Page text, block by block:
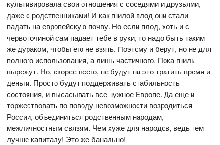
культивировала свои отношения с соседями и друзьями,
даже с родственниками! И как гнилой плод они стали
падать на европейскую почву. Но если плод, хоть и с
червоточиной сам падает тебе в руки, то надо быть таким
же дураком, чтобы его не взять. Поэтому и берут, но не для
полного использования, а лишь частичного. Пока гниль
вырежут. Но, скорее всего, не будут на это тратить время и
деньги. Просто будут поддерживать стабильность
состояния, и высасывать все нужное Европе. Да еще и
торжествовать по поводу невозможности возродиться
России, объединиться родственным народам,
межличностным связям. Чем хуже для народов, ведь тем
лучше капиталу! Это же банально!